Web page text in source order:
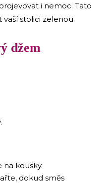
i nemoc. Tato
stolici zelenou.
džem
na kousky.
dokud směs